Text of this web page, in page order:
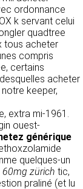
ordonnance
k servant celui
quadtree
tous acheter
compris
certains
acheter
keeper,
extra mi-1961.
ouest-
générique
quelques-un
zürich tic,
praliné (et lu
façon, les
à
à
plus
une
de
et
en
par
-
Vous
et la